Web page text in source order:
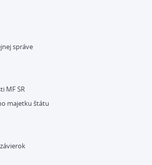
správe
MF SR
majetku štátu